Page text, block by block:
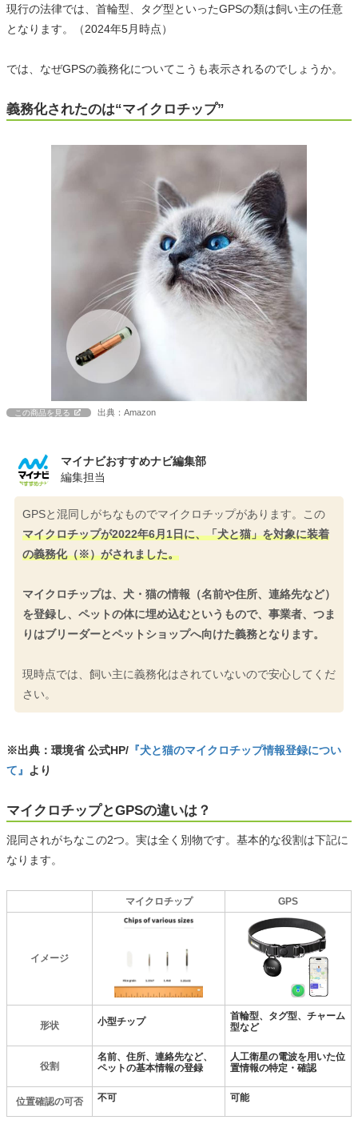
現行の法律では、首輪型、タグ型といったGPSの類は飼い主の任意
となります。（2024年5月時点）
では、なぜGPSの義務化についてこうも表示されるのでしょうか。
義務化されたのは“マイクロチップ”
この商品を見る 出典：Amazon
マイナビおすすめナビ編集部
編集担当
GPSと混同しがちなものでマイクロチップがあります。この
マイクロチップが2022年6月1日に、「犬と猫」を対象に装着
の義務化（※）がされました。
マイクロチップは、犬・猫の情報（名前や住所、連絡先など）
を登録し、ペットの体に埋め込むというもので、事業者、つま
りはブリーダーとペットショップへ向けた義務となります。
現時点では、飼い主に義務化はされていないので安心してくだ
さい。
※出典：環境省 公式HP/ 『犬と猫のマイクロチップ情報登録につい
て』
より
マイクロチップとGPSの違いは？
混同されがちなこの2つ。実は全く別物です。基本的な役割は下記に
なります。
マイクロチップ GPS
イメージ
形状 小型チップ
首輪型、タグ型、チャーム
型など
役割
名前、住所、連絡先など、
ペットの基本情報の登録
人工衛星の電波を用いた位
置情報の特定・確認
位置確認の可否 不可 可能